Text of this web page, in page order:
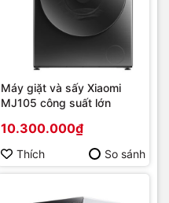
Máy giặt và sấy Xiaomi
MJ105 công suất lớn
10.300.000₫
Thích So sánh